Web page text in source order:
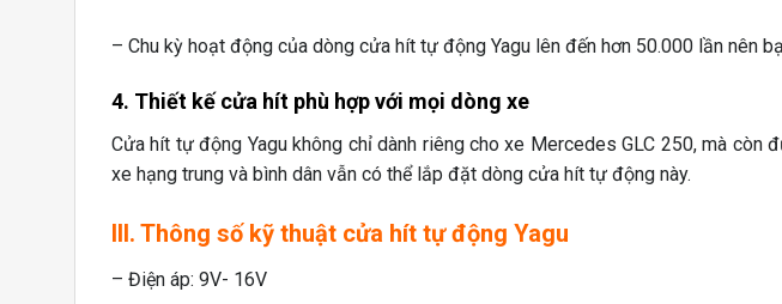
– Chu kỳ hoạt động của dòng cửa hít tự động Yagu lên đến hơn 50.000 lần nên
4. Thiết kế cửa hít phù hợp với mọi dòng xe
Cửa hít tự động Yagu không chỉ dành riêng cho xe Mercedes GLC 250, mà
xe hạng trung và bình dân vẫn có thể lắp đặt dòng cửa hít tự động này.
III. Thông số kỹ thuật cửa hít tự động Yagu
– Điện áp: 9V- 16V